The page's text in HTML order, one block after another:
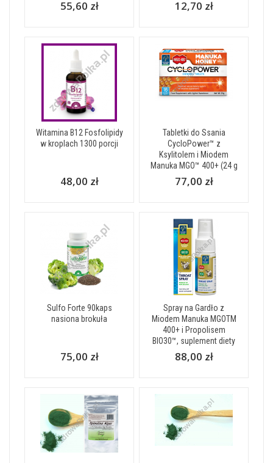
55,60 zł 12,70 zł
Witamina B12 Fosfolipidy
w kroplach 1300 porcji
48,00 zł
Tabletki do Ssania
CycloPower™ z
Ksylitolem i Miodem
Manuka MGO™ 400+ (24 g
77,00 zł
Sulfo Forte 90kaps
nasiona brokuła
75,00 zł
Spray na Gardło z
Miodem Manuka MGOTM
400+ i Propolisem
BIO30™, suplement diety
88,00 zł